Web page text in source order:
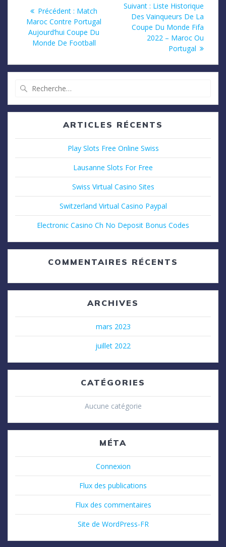
l’article
Précédent : Article
précédent
:
Match
Maroc Contre Portugal
Aujourd’hui Coupe Du
Monde De Football
Suivant : Article
suivant
Liste Historique
Des Vainqueurs De La
Coupe Du Monde Fifa
2022 – Maroc Ou
Portugal
:
ARTICLES RÉCENTS
Play Slots Free Online Swiss
Lausanne Slots For Free
Swiss Virtual Casino Sites
Switzerland Virtual Casino Paypal
Electronic Casino Ch No Deposit Bonus Codes
COMMENTAIRES RÉCENTS
ARCHIVES
mars 2023
juillet 2022
CATÉGORIES
Aucune catégorie
MÉTA
Connexion
Flux des publications
Flux des commentaires
Site de WordPress-FR